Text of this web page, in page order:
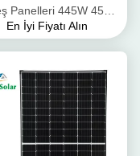
Panelleri 445W 450W
460W Güneş Enerjisi
En İyi Fiyatı Alın